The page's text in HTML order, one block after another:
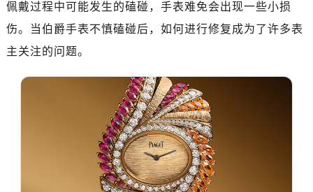
佩戴过程中可能发生的磕碰，手表难免会出现一些小损
伤。当伯爵手表不慎磕碰后，如何进行修复成为了许多表
主关注的问题。